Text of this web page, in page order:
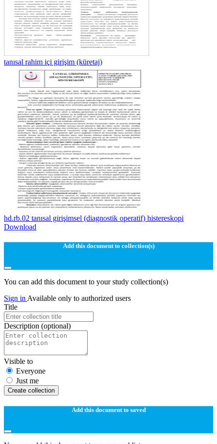
tanısal rahim içi girişim (küretaj)
hd.rb.02 tanısal girişimsel (diagnostik operatif) histereskopi
Download
Add this document to collection(s)
You can add this document to your study collection(s)
Sign in Available only to authorized users
Title
Description (optional)
Visible to
Everyone
Just me
Create collection
Add this document to saved